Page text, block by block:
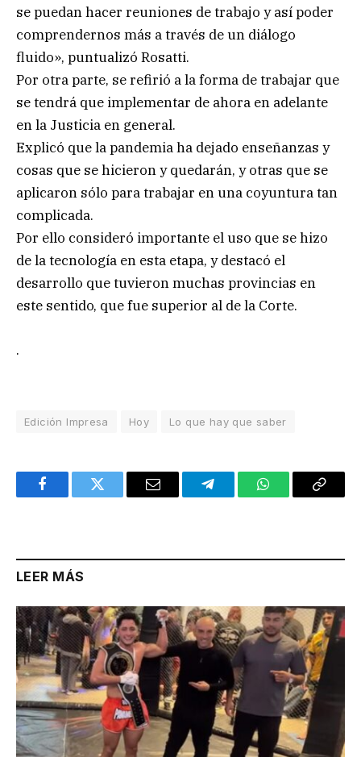
se puedan hacer reuniones de trabajo y así poder
comprendernos más a través de un diálogo
fluido», puntualizó Rosatti.
Por otra parte, se refirió a la forma de trabajar que
se tendrá que implementar de ahora en adelante
en la Justicia en general.
Explicó que la pandemia ha dejado enseñanzas y
cosas que se hicieron y quedarán, y otras que se
aplicaron sólo para trabajar en una coyuntura tan
complicada.
Por ello consideró importante el uso que se hizo
de la tecnología en esta etapa, y destacó el
desarrollo que tuvieron muchas provincias en
este sentido, que fue superior al de la Corte.
.
Edición Impresa Hoy Lo que hay que saber
FacebookTwitter Email TelegramWhatsAppCopy
LEER MÁS